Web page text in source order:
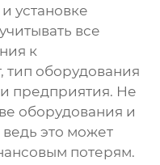
установке
все
к
оборудования
предприятия. Не
оборудования и
это может
потерям.